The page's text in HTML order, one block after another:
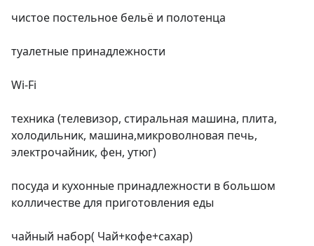
чистое постельное бельё и полотенца
туалетные принадлежности
Wi-Fi
техника (телевизор, стиральная машина, плита,
холодильник, машина,микроволновая печь,
электрочайник, фен, утюг)
посуда и кухонные принадлежности в большом
колличестве для приготовления еды
чайный набор( Чай+кофе+сахар)